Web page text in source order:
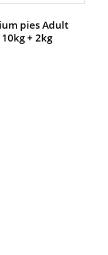
pies Adult
+ 2kg